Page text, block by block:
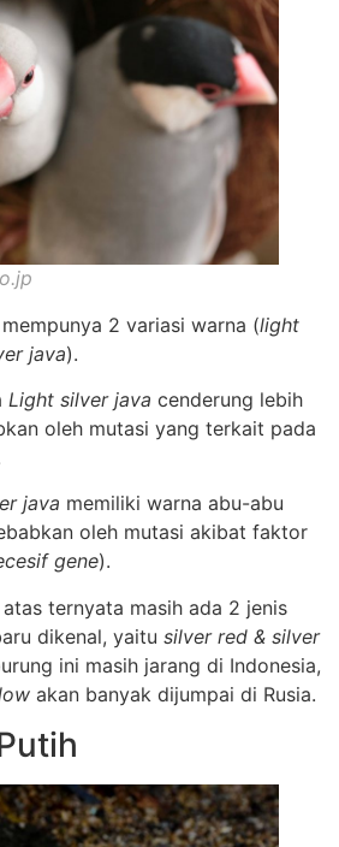
2 variasi warna (light
java).
Light silver java cenderung lebih
oleh mutasi yang terkait pada
java memiliki warna abu-abu
oleh mutasi akibat faktor
gene).
ternyata masih ada 2 jenis
dikenal, yaitu silver red & silver
ini masih jarang di Indonesia,
akan banyak dijumpai di Rusia.